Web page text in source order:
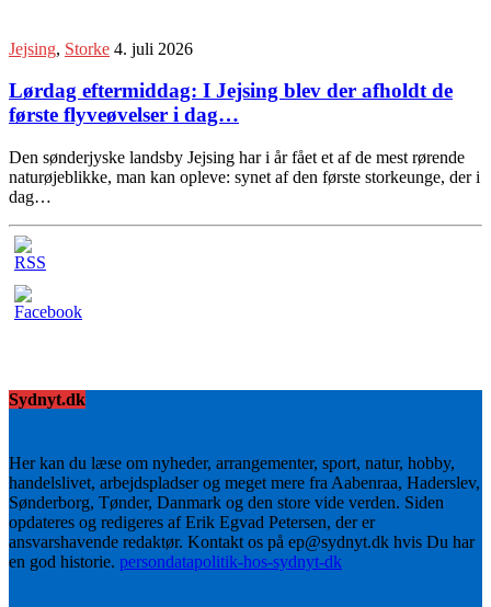
Jejsing, Storke 4. juli 2026
Lørdag eftermiddag: I Jejsing blev der afholdt de
første flyveøvelser i dag…
Den sønderjyske landsby Jejsing har i år fået et af de mest rørende
naturøjeblikke, man kan opleve: synet af den første storkeunge, der i
dag…
Sydnyt.dk
Her kan du læse om nyheder, arrangementer, sport, natur, hobby,
handelslivet, arbejdspladser og meget mere fra Aabenraa, Haderslev,
Sønderborg, Tønder, Danmark og den store vide verden. Siden
opdateres og redigeres af Erik Egvad Petersen, der er
ansvarshavende redaktør. Kontakt os på ep@sydnyt.dk hvis Du har
en god historie. persondatapolitik-hos-sydnyt-dk